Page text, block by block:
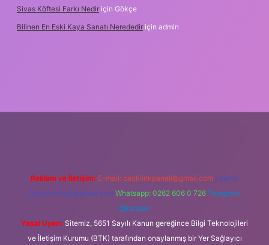
Sivas Köftesi Farkı Nedir için Gökçe
Bilinen En Eski Kaya Sanatı Nerededir için admin
Reklam ve İletişim: E-mail: backlinkpaneli@gmail.com Teams:
forumhizmeti@gmail.com Whatsapp: 0262 606 0 726 Telegram:
@karabul
Yasal Uyarı: Sitemiz, 5651 Sayılı Kanun gereğince Bilgi Teknolojileri
ve İletişim Kurumu (BTK) tarafından onaylanmış bir Yer Sağlayıcı